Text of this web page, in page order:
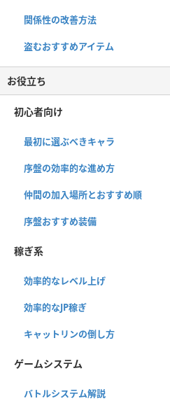
関係性の改善方法
盗むおすすめアイテム
お役立ち
初心者向け
最初に選ぶべきキャラ
序盤の効率的な進め方
仲間の加入場所とおすすめ順
序盤おすすめ装備
稼ぎ系
効率的なレベル上げ
効率的なJP稼ぎ
キャットリンの倒し方
ゲームシステム
バトルシステム解説